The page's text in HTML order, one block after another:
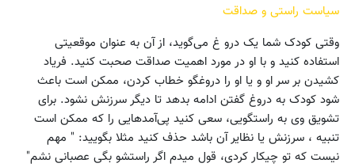
سیاست راستی و صداقت
وقتی کودک شما یک درو غ می‌گوید، از آن به عنوان موقعیتی
استفاده کنید و با او در مورد اهمیت صداقت صحبت کنید. فریاد
کشیدن بر سر او و یا او را دروغگو خطاب کردن، ممکن است باعث
شود کودک به دروغ گفتن ادامه بدهد تا دیگر سرزنش نشود. برای
تشویق وی به راستگویی، سعی کنید پی‌آمدهایی را که ممکن است
تنبیه ، سرزنش یا نظایر آن باشد حذف کنید مثلا بگویید: " مهم
نیست که تو چیکار کردی، قول میدم اگر راستشو بگی عصبانی نشم"